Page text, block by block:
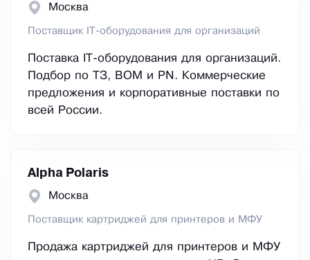
Москва
Поставщик IT-оборудования для организаций
Поставка IT-оборудования для организаций.
Подбор по ТЗ, BOM и PN. Коммерческие
предложения и корпоративные поставки по
всей России.
Alpha Polaris
Москва
Поставщик картриджей для принтеров и МФУ
Продажа картриджей для принтеров и МФУ